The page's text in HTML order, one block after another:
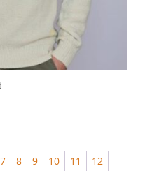
7 8 9 10 11
12